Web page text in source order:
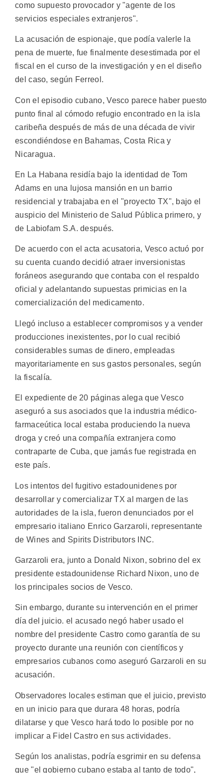
como supuesto provocador y "agente de los
servicios especiales extranjeros".
La acusación de espionaje, que podía valerle la
pena de muerte, fue finalmente desestimada por el
fiscal en el curso de la investigación y en el diseño
del caso, según Ferreol.
Con el episodio cubano, Vesco parece haber puesto
punto final al cómodo refugio encontrado en la isla
caribeña después de más de una década de vivir
escondiéndose en Bahamas, Costa Rica y
Nicaragua.
En La Habana residía bajo la identidad de Tom
Adams en una lujosa mansión en un barrio
residencial y trabajaba en el "proyecto TX", bajo el
auspicio del Ministerio de Salud Pública primero, y
de Labiofam S.A. después.
De acuerdo con el acta acusatoria, Vesco actuó por
su cuenta cuando decidió atraer inversionistas
foráneos asegurando que contaba con el respaldo
oficial y adelantando supuestas primicias en la
comercialización del medicamento.
Llegó incluso a establecer compromisos y a vender
producciones inexistentes, por lo cual recibió
considerables sumas de dinero, empleadas
mayoritariamente en sus gastos personales, según
la fiscalía.
El expediente de 20 páginas alega que Vesco
aseguró a sus asociados que la industria médico-
farmaceútica local estaba produciendo la nueva
droga y creó una compañía extranjera como
contraparte de Cuba, que jamás fue registrada en
este país.
Los intentos del fugitivo estadounidenes por
desarrollar y comercializar TX al margen de las
autoridades de la isla, fueron denunciados por el
empresario italiano Enrico Garzaroli, representante
de Wines and Spirits Distributors INC.
Garzaroli era, junto a Donald Nixon, sobrino del ex
presidente estadounidense Richard Nixon, uno de
los principales socios de Vesco.
Sin embargo, durante su intervención en el primer
día del juicio. el acusado negó haber usado el
nombre del presidente Castro como garantía de su
proyecto durante una reunión con científicos y
empresarios cubanos como aseguró Garzaroli en su
acusación.
Observadores locales estiman que el juicio, previsto
en un inicio para que durara 48 horas, podría
dilatarse y que Vesco hará todo lo posible por no
implicar a Fidel Castro en sus actividades.
Según los analistas, podría esgrimir en su defensa
que "el gobierno cubano estaba al tanto de todo",